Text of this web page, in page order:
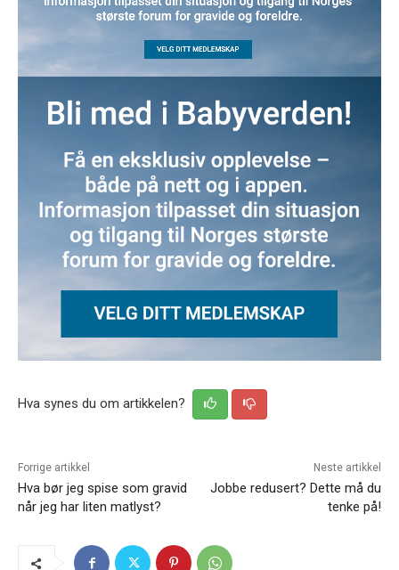
Hva synes du om artikkelen?
Forrige artikkel
Hva bør jeg spise som gravid
når jeg har liten matlyst?
Neste artikkel
Jobbe redusert? Dette må du
tenke på!